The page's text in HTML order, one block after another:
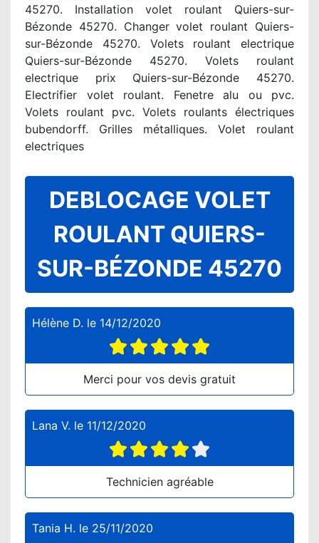
45270. Installation volet roulant Quiers-sur-
Bézonde 45270. Changer volet roulant Quiers-
sur-Bézonde 45270. Volets roulant electrique
Quiers-sur-Bézonde 45270. Volets roulant
electrique prix Quiers-sur-Bézonde 45270.
Electrifier volet roulant. Fenetre alu ou pvc.
Volets roulant pvc. Volets roulants électriques
bubendorff. Grilles métalliques. Volet roulant
electriques
DEBLOCAGE VOLET
ROULANT QUIERS-
SUR-BÉZONDE 45270
Hélène D. le 14/12/2020
Merci pour vos devis gratuit
Lana V. le 11/12/2020
Technicien agréable
Tania H. le 25/11/2020